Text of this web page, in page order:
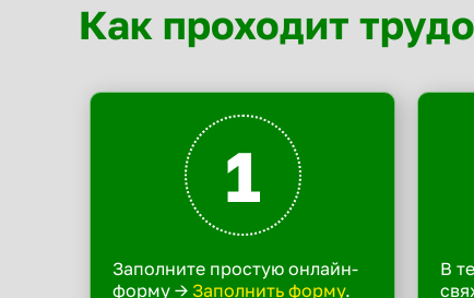
Как проходит
1
Заполните простую онлайн-
форму -> Заполнить форму.
В